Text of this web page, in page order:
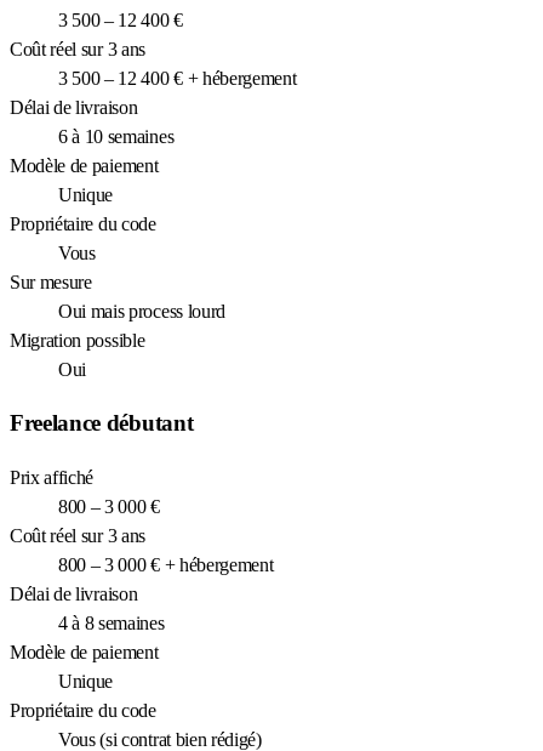
3 500 – 12 400 €
Coût réel sur 3 ans
3 500 – 12 400 € + hébergement
Délai de livraison
6 à 10 semaines
Modèle de paiement
Unique
Propriétaire du code
Vous
Sur mesure
Oui mais process lourd
Migration possible
Oui
Freelance débutant
Prix affiché
800 – 3 000 €
Coût réel sur 3 ans
800 – 3 000 € + hébergement
Délai de livraison
4 à 8 semaines
Modèle de paiement
Unique
Propriétaire du code
Vous (si contrat bien rédigé)